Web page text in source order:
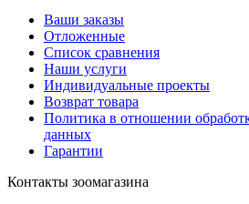
Ваши заказы
Отложенные
Список сравнения
Наши услуги
Индивидуальные проекты
Возврат товара
Политика в отношении
данных
Гарантии
Контакты зоомагазина